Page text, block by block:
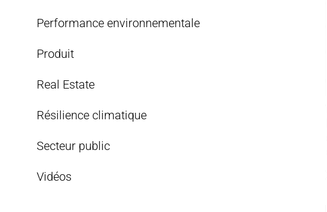
Performance environnementale
Produit
Real Estate
Résilience climatique
Secteur public
Vidéos